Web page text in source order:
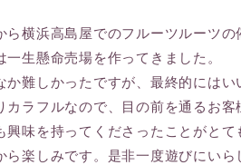
ら横浜高島屋でのフルーツルーツの
一生懸命売場を作ってきました。
か難しかったですが、最終的にはい
カラフルなので、目の前を通るお
興味を持ってくださったことがとて
ら楽しみです。是非一度遊びにいら